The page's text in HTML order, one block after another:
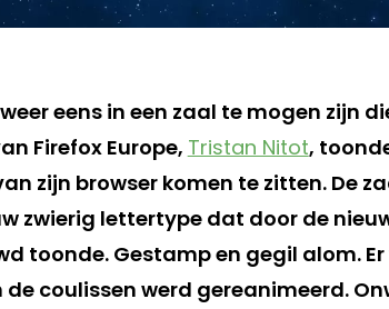
eens in een zaal te mogen zijn
Firefox Europe, Tristan Nitot,
zijn browser komen te zitten. De
zwierig lettertype dat door de
toonde. Gestamp en gegil alom.
coulissen werd gereanimeerd.